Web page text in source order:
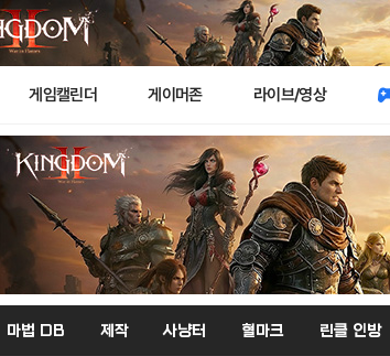
게임캘린더 게이머존 라이브/영상
마법 DB 제작 사냥터 혈마크 린클 인방